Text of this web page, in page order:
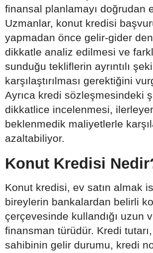
finansal planlamayı doğrudan
Uzmanlar, konut kredisi
yapmadan önce gelir-gider
dikkatle analiz edilmesi ve
sunduğu tekliflerin ayrıntılı
karşılaştırılması gerektiğini
Ayrıca kredi sözleşmesindeki
dikkatlice incelenmesi,
beklenmedik maliyetlerle
azaltabiliyor.
Konut Kredisi
Konut kredisi, ev satın almak
bireylerin bankalardan belirli
çerçevesinde kullandığı uzun
finansman türüdür. Kredi
sahibinin gelir durumu, kredi